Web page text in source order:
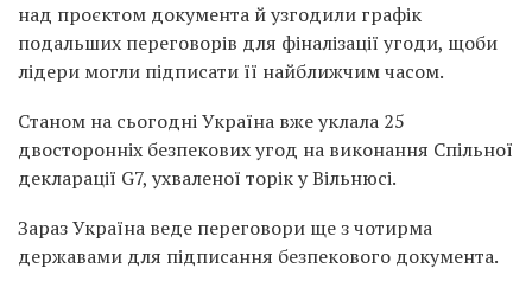
над проєктом документа й узгодили графік
подальших переговорів для фіналізації угоди, щоби
лідери могли підписати її найближчим часом.
Станом на сьогодні Україна вже уклала 25
двосторонніх безпекових угод на виконання Спільної
декларації G7, ухваленої торік у Вільнюсі.
Зараз Україна веде переговори ще з чотирма
державами для підписання безпекового документа.